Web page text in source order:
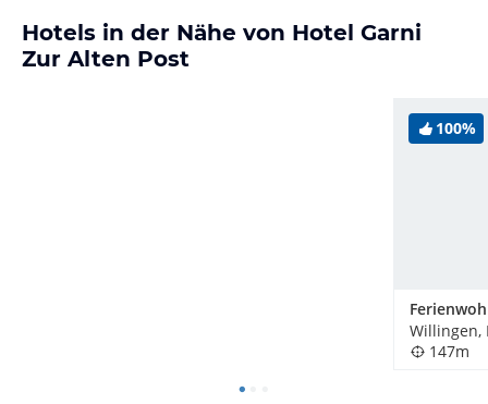
Hotels in der Nähe von Hotel Garni
Zur Alten Post
100%
Willingen,
147m